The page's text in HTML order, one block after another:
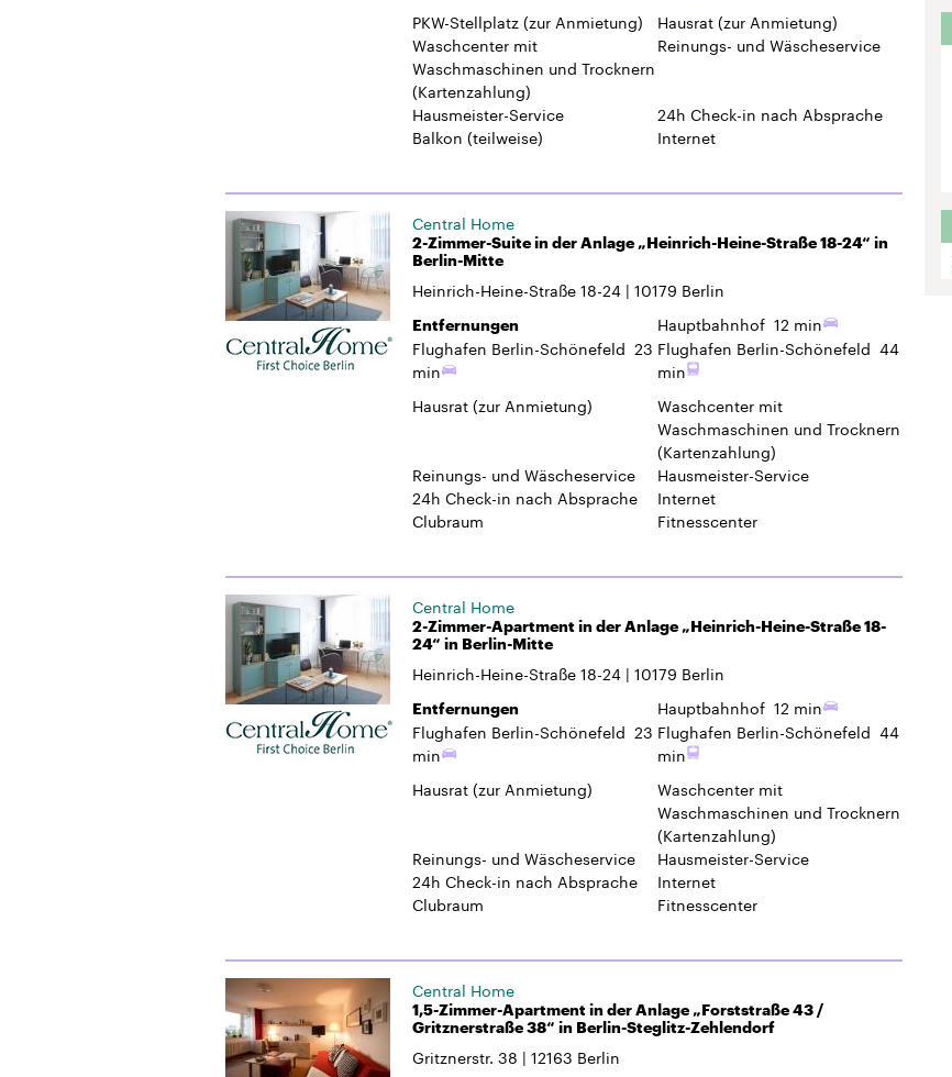
PKW-Stellplatz(zur Anmietung) Hausrat(zur Anmietung)
Waschcenter mit
Waschmaschinen und Trocknern
(Kartenzahlung)
Reinungs- und Wäscheservice
Hausmeister-Service 24h Check-in nach Absprache
Balkon (teilweise) Internet
Central Home
2-Zimmer-Suite in der Anlage „Heinrich-Heine-Straße 18-24“ in
Berlin-Mitte
Heinrich-Heine-Straße 18-24 10179 Berlin
Entfernungen Hauptbahnhof 12 min
Flughafen Berlin-Schönefeld 23
min
Flughafen Berlin-Schönefeld 44
min
Hausrat(zur Anmietung)
Waschcenter mit
Waschmaschinen und Trocknern
(Kartenzahlung)
Reinungs- und Wäscheservice
Hausmeister-Service
24h Check-in nach Absprache
Internet
Clubraum
Fitnesscenter
Central Home
2-Zimmer-Apartment in der Anlage „Heinrich-Heine-Straße 18-
24“ in Berlin-Mitte
Heinrich-Heine-Straße 18-24 10179 Berlin
Entfernungen Hauptbahnhof 12 min
Flughafen Berlin-Schönefeld 23
min
Flughafen Berlin-Schönefeld 44
min
Hausrat(zur Anmietung)
Waschcenter mit
Waschmaschinen und Trocknern
(Kartenzahlung)
Reinungs- und Wäscheservice
Hausmeister-Service
24h Check-in nach Absprache
Internet
Clubraum
Fitnesscenter
Central Home
1,5-Zimmer-Apartment in der Anlage „Forststraße 43 /
Gritznerstraße 38“ in Berlin-Steglitz-Zehlendorf
Gritznerstr. 38 12163 Berlin